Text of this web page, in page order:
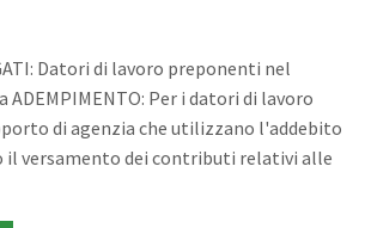
Datori di lavoro preponenti nel
Per i datori di lavoro
di agenzia che utilizzano l'addebito
il versamento dei contributi relativi alle